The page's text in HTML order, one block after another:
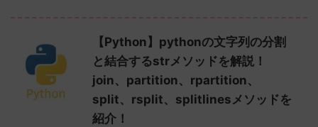
【Python】pythonの文字列の分割
と結合するstrメソッドを解説！
join、partition、rpartition、
split、rsplit、splitlinesメソッドを
紹介！